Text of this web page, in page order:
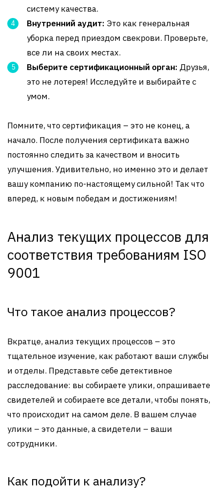
систему качества.
Внутренний аудит: Это как генеральная
уборка перед приездом свекрови. Проверьте,
все ли на своих местах.
Выберите сертификационный орган: Друзья,
это не лотерея! Исследуйте и выбирайте с
умом.
Помните, что сертификация – это не конец, а
начало. После получения сертификата важно
постоянно следить за качеством и вносить
улучшения. Удивительно, но именно это и делает
вашу компанию по-настоящему сильной! Так что
вперед, к новым победам и достижениям!
Анализ текущих процессов для
соответствия требованиям ISO
9001
Что такое анализ процессов?
Вкратце, анализ текущих процессов – это
тщательное изучение, как работают ваши службы
и отделы. Представьте себе детективное
расследование: вы собираете улики, опрашиваете
свидетелей и собираете все детали, чтобы понять,
что происходит на самом деле. В вашем случае
улики – это данные, а свидетели – ваши
сотрудники.
Как подойти к анализу?